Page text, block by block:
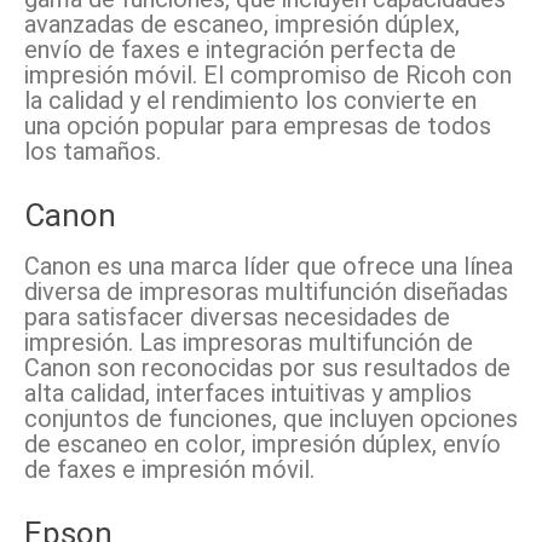
avanzadas de escaneo, impresión dúplex,
envío de faxes e integración perfecta de
impresión móvil. El compromiso de Ricoh con
la calidad y el rendimiento los convierte en
una opción popular para empresas de todos
los tamaños.
Canon
Canon es una marca líder que ofrece una línea
diversa de impresoras multifunción diseñadas
para satisfacer diversas necesidades de
impresión. Las impresoras multifunción de
Canon son reconocidas por sus resultados de
alta calidad, interfaces intuitivas y amplios
conjuntos de funciones, que incluyen opciones
de escaneo en color, impresión dúplex, envío
de faxes e impresión móvil.
Epson